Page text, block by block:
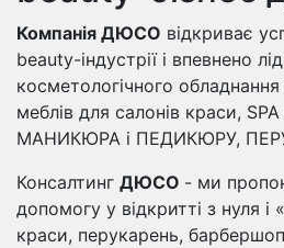
Компанія ДЮСО відкриває
beauty-індустрії і впевнено
косметологічного
меблів для салонів краси,
МАНИКЮРА і ПЕДИКЮРУ,
Консалтинг ДЮСО - ми
допомогу у відкритті з нуля і
краси, перукарень,